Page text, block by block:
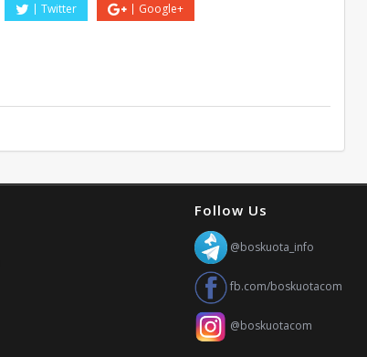
Twitter Google+
Follow Us
@boskuota_info
fb.com/boskuotacom
@boskuotacom